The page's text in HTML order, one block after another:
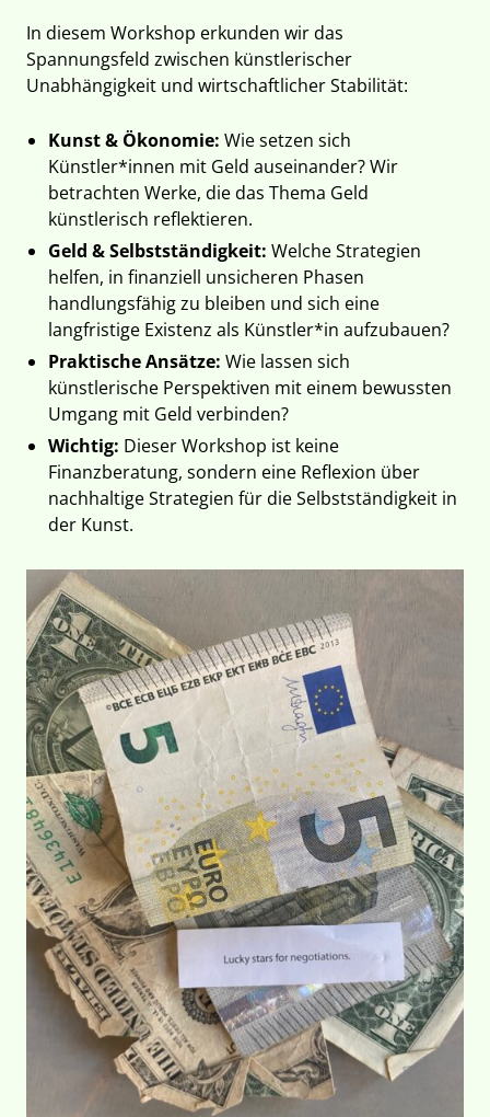
In diesem Workshop erkunden wir das
Spannungsfeld zwischen künstlerischer
Unabhängigkeit und wirtschaftlicher Stabilität:
Kunst & Ökonomie: Wie setzen sich
Künstler*innen mit Geld auseinander? Wir
betrachten Werke, die das Thema Geld
künstlerisch reflektieren.
Geld & Selbstständigkeit: Welche Strategien
helfen, in finanziell unsicheren Phasen
handlungsfähig zu bleiben und sich eine
langfristige Existenz als Künstler*in aufzubauen?
Praktische Ansätze: Wie lassen sich
künstlerische Perspektiven mit einem bewussten
Umgang mit Geld verbinden?
Wichtig: Dieser Workshop ist keine
Finanzberatung, sondern eine Reflexion über
nachhaltige Strategien für die Selbstständigkeit in
der Kunst.